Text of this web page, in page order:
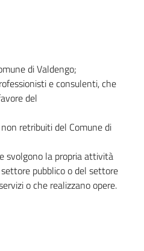
di Valdengo;
e consulenti, che
del
retribuiti del Comune di
svolgono la propria attività
pubblico o del settore
o che realizzano opere.